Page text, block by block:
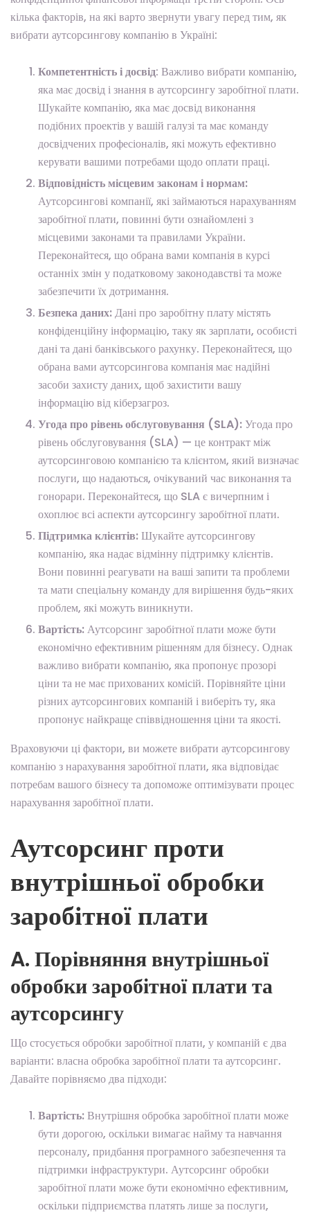
кілька факторів, на які варто звернути увагу перед тим, як
вибрати аутсорсингову компанію в Україні:
Компетентність і досвід: Важливо вибрати компанію,
яка має досвід і знання в аутсорсингу заробітної плати.
Шукайте компанію, яка має досвід виконання
подібних проектів у вашій галузі та має команду
досвідчених професіоналів, які можуть ефективно
керувати вашими потребами щодо оплати праці.
Відповідність місцевим законам і нормам:
Аутсорсингові компанії, які займаються нарахуванням
заробітної плати, повинні бути ознайомлені з
місцевими законами та правилами України.
Переконайтеся, що обрана вами компанія в курсі
останніх змін у податковому законодавстві та може
забезпечити їх дотримання.
Безпека даних:Дані про заробітну плату містять
конфіденційну інформацію, таку як зарплати, особисті
дані та дані банківського рахунку. Переконайтеся, що
обрана вами аутсорсингова компанія має надійні
засоби захисту даних, щоб захистити вашу
інформацію від кіберзагроз.
Угода про рівень обслуговування (SLA):Угода про
рівень обслуговування (SLA) — це контракт між
аутсорсинговою компанією та клієнтом, який визначає
послуги, що надаються, очікуваний час виконання та
гонорари. Переконайтеся, що SLA є вичерпним і
охоплює всі аспекти аутсорсингу заробітної плати.
Підтримка клієнтів:Шукайте аутсорсингову
компанію, яка надає відмінну підтримку клієнтів.
Вони повинні реагувати на ваші запити та проблеми
та мати спеціальну команду для вирішення будь-яких
проблем, які можуть виникнути.
Вартість:Аутсорсинг заробітної плати може бути
економічно ефективним рішенням для бізнесу. Однак
важливо вибрати компанію, яка пропонує прозорі
ціни та не має прихованих комісій. Порівняйте ціни
різних аутсорсингових компаній і виберіть ту, яка
пропонує найкраще співвідношення ціни та якості.
Враховуючи ці фактори, ви можете вибрати аутсорсингову
компанію з нарахування заробітної плати, яка відповідає
потребам вашого бізнесу та допоможе оптимізувати процес
нарахування заробітної плати.
Аутсорсинг проти
внутрішньої обробки
заробітної плати
A. Порівняння внутрішньої
обробки заробітної плати та
аутсорсингу
Що стосується обробки заробітної плати, у компаній є два
варіанти: власна обробка заробітної плати та аутсорсинг.
Давайте порівняємо два підходи:
Вартість:Внутрішня обробка заробітної плати може
бути дорогою, оскільки вимагає найму та навчання
персоналу, придбання програмного забезпечення та
підтримки інфраструктури. Аутсорсинг обробки
заробітної плати може бути економічно ефективним,
оскільки підприємства платять лише за послуги,